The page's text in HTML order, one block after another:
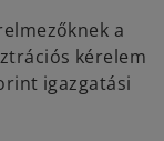
a
kérelem
igazgatási